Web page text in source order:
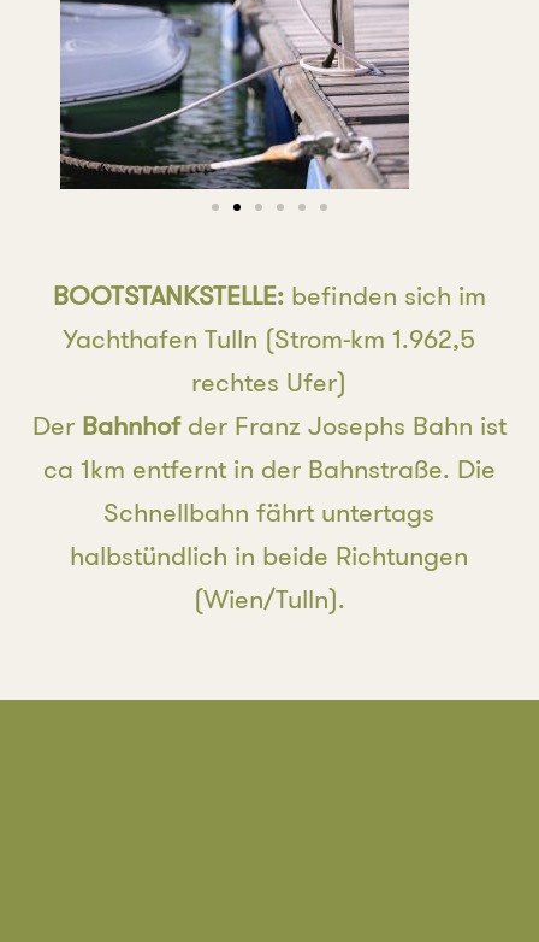
BOOTSTANKSTELLE:befinden sich im
Yachthafen Tulln (Strom-km 1.962,5
rechtes Ufer)
Der Bahnhof der Franz Josephs Bahn ist
ca 1km entfernt in der Bahnstraße. Die
Schnellbahn fährt untertags
halbstündlich in beide Richtungen
(Wien/Tulln).